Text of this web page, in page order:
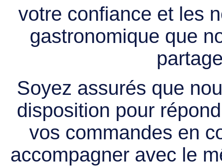
votre confiance et les
gastronomique que
Soyez assurés que
disposition pour
vos commandes en
accompagner avec le